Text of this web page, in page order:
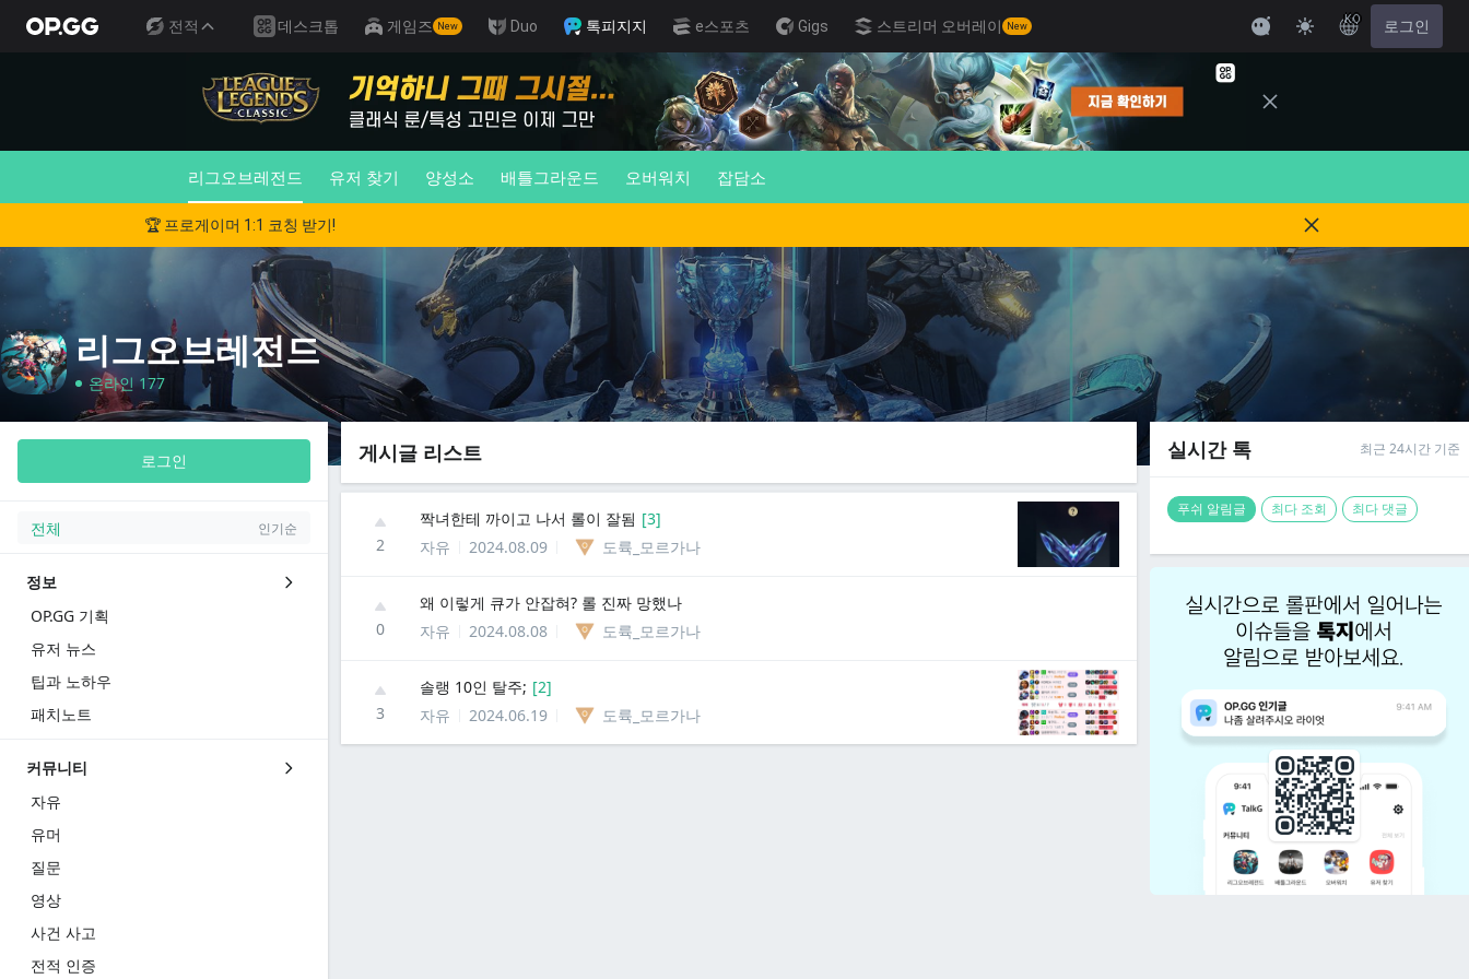
전적 데스크톱 게임즈 New Duo 톡피지지 e스포츠 Gigs 스트리머 오버레이 New
KO 로그인
리그오브레전드 유저 찾기 양성소 배틀그라운드 오버워치 잡담소
🏆 프로게이머 1:1 코칭 받기!
리그오브레전드
온라인 177
로그인
전체 인기순
정보
OP.GG 기획
유저 뉴스
팁과 노하우
패치노트
커뮤니티
자유
유머
질문
영상
사건 사고
전적 인증
게시글 리스트
2
짝녀한테 까이고 나서 롤이 잘됨 [3]
자유
2024.08.09 도륙_모르가나
0
왜 이렇게 큐가 안잡혀? 롤 진짜 망했나
자유
2024.08.08 도륙_모르가나
3
솔랭 10인 탈주; [2]
자유
2024.06.19 도륙_모르가나
실시간 톡 최근 24시간 기준
푸쉬 알림글 최다 조회 최다 댓글